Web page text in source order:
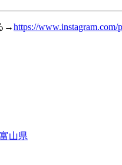
→https://www.instagram.com/